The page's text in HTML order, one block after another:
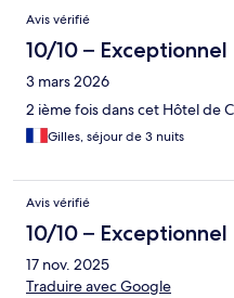
Avis vérifié
10/10 – Exceptionnel
3 mars 2026
2 ième fois dans cet Hôtel de
Gilles, séjour de 3 nuits
Avis vérifié
10/10 – Exceptionnel
17 nov. 2025
Traduire avec Google